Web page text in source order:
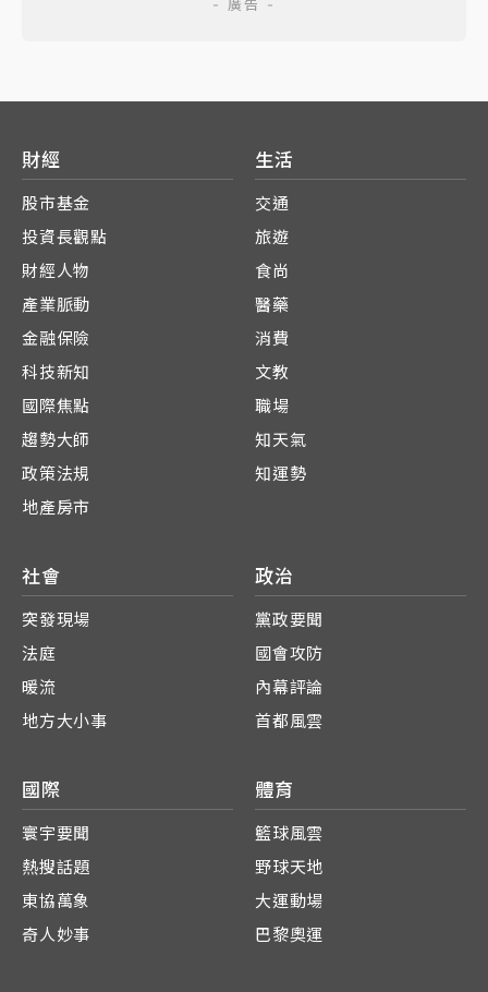
財經
股市基金
投資長觀點
財經人物
產業脈動
金融保險
科技新知
國際焦點
趨勢大師
政策法規
地產房市
生活
交通
旅遊
食尚
醫藥
消費
文教
職場
知天氣
知運勢
社會
突發現場
法庭
暖流
地方大小事
政治
黨政要聞
國會攻防
內幕評論
首都風雲
國際
寰宇要聞
熱搜話題
東協萬象
奇人妙事
體育
籃球風雲
野球天地
大運動場
巴黎奧運